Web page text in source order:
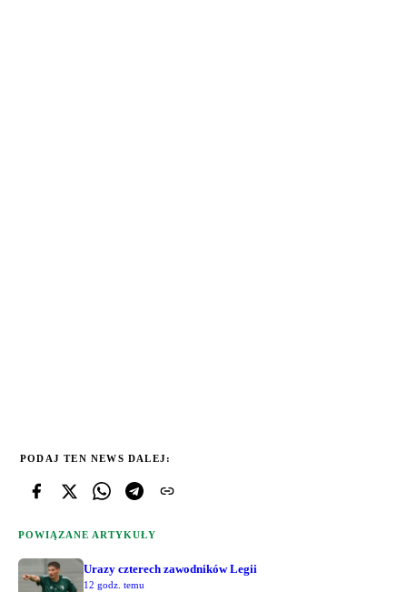
PODAJ TEN NEWS DALEJ:
POWIĄZANE ARTYKUŁY
Urazy czterech zawodników Legii
12 godz. temu